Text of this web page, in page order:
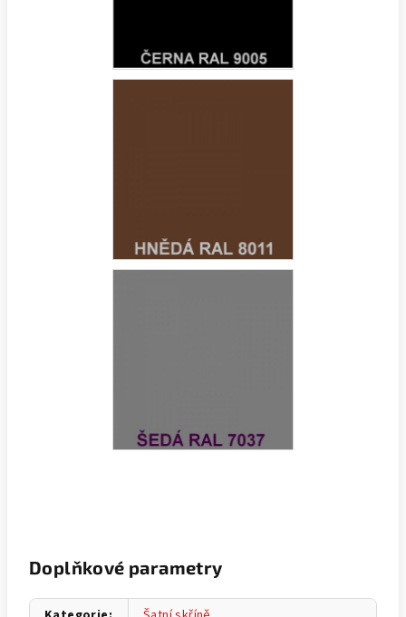
Doplňkové parametry